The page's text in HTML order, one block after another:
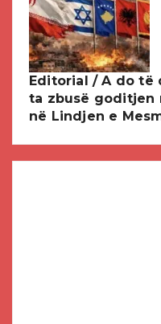
Editorial / A do të
ta zbusë goditjen
në Lindjen e